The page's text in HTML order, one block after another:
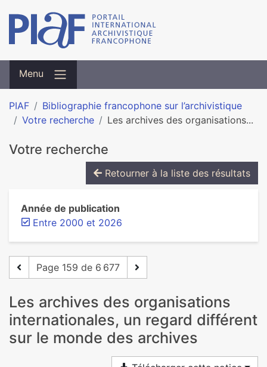
Menu
PIAF
Bibliographie francophone sur l’archivistique
Votre recherche
Les archives des organisations...
Votre recherche
Retourner à la liste des résultats
Année de publication
Entre 2000 et 2026
Page 159 de 6 677
Les archives des organisations
internationales, un regard différent
sur le monde des archives